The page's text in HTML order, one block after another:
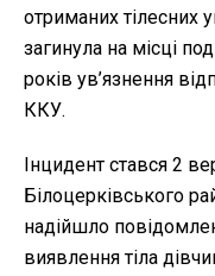
отриманих тілесних
загинула на місці
років ув’язнення
ККУ.
Інцидент стався 2
Білоцерківського
надійшло
виявлення тіла